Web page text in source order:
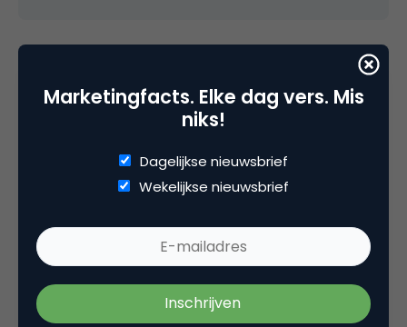
Contentmarketing & Storytelling
online pr & branding
3 Reacties
Marketingfacts. Elke dag vers. Mis
niks!
Dagelijkse nieuwsbrief
Wekelijkse nieuwsbrief